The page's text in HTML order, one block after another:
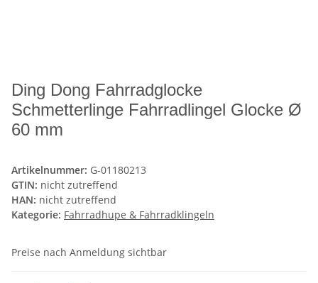
Ding Dong Fahrradglocke
Schmetterlinge Fahrradlingel Glocke Ø
60 mm
Artikelnummer: G-01180213
GTIN: nicht zutreffend
HAN: nicht zutreffend
Kategorie: Fahrradhupe & Fahrradklingeln
Preise nach Anmeldung sichtbar